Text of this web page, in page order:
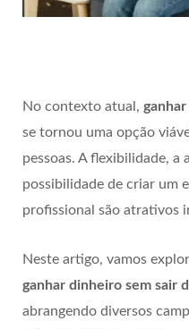
No contexto atual,
se tornou uma opção
pessoas. A flexibilidade, a
possibilidade de criar um
profissional são atrativos
Neste artigo, vamos
ganhar dinheiro sem sair
abrangendo diversos